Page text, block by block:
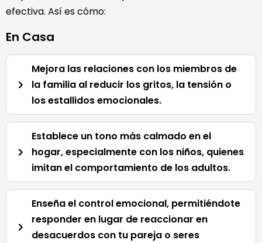
efectiva. Así es cómo:
En Casa
Mejora las relaciones con los miembros de
la familia al reducir los gritos, la tensión o
los estallidos emocionales.
Establece un tono más calmado en el
hogar, especialmente con los niños, quienes
imitan el comportamiento de los adultos.
Enseña el control emocional, permitiéndote
responder en lugar de reaccionar en
desacuerdos con tu pareja o seres